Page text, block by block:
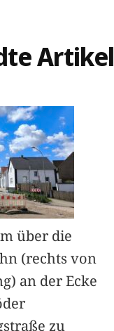
Artikel
über die
(rechts von
an der Ecke
zu